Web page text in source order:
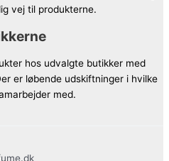
vej til produkterne.
hos udvalgte butikker med
er løbende udskiftninger i hvilke
med.